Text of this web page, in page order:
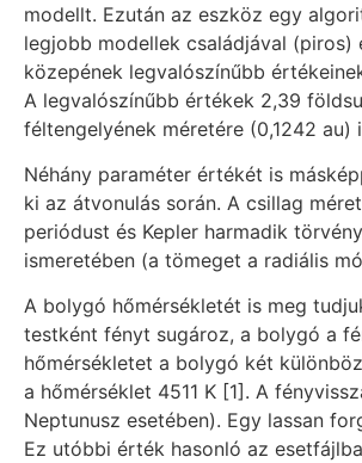
modellt. Ezután az eszköz egy
legjobb modellek családjával
közepének legvalószínűbb
A legvalószínűbb értékek 2,39
féltengelyének méretére (0,1242
Néhány paraméter értékét is
ki az átvonulás során. A csillag
periódust és Kepler harmadik
ismeretében (a tömeget a radiális
A bolygó hőmérsékletét is meg
testként fényt sugároz, a bolygó a
hőmérsékletet a bolygó két
a hőmérséklet 4511 K [1]. A
Neptunusz esetében). Egy lassan
Ez utóbbi érték hasonló az